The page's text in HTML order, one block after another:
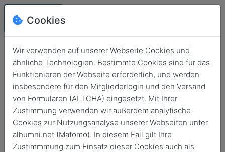
Alhumni.net
Login
Cookies
Wir verwenden auf unserer Webseite Cookies und
ähnliche Technologien. Bestimmte Cookies sind für das
Funktionieren der Webseite erforderlich, und werden
insbesondere für den Mitgliederlogin und den Versand
von Formularen (ALTCHA) eingesetzt. Mit Ihrer
Zustimmung verwenden wir außerdem analytische
Cookies zur Nutzungsanalyse unserer Webseiten unter
alhumni.net (Matomo). In diesem Fall gilt Ihre
Zustimmmung zum Einsatz dieser Cookies auch als